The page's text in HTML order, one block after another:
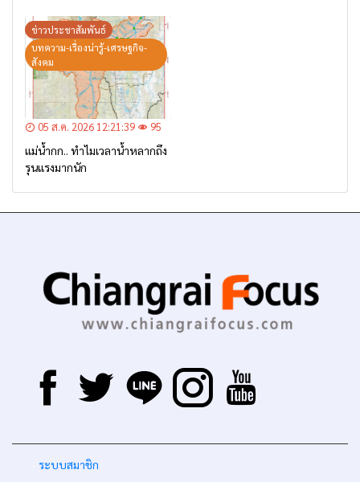
– เตรียมการอพยพ”
ข่าวประชาสัมพันธ์
บทความ-เรื่องน่ารู้-เศรษฐกิจ-
สังคม
05 ส.ค. 2026 12:21:39 95
แม่น้ำกก.. ทำไมเวลาน้ำหลากถึง
รุนแรงมากนัก
ระบบสมาชิก